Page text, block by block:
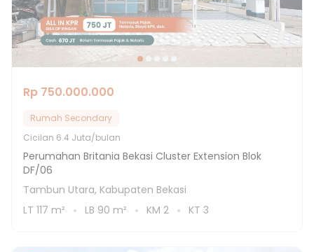
Rp 750.000.000
Rumah Secondary
Cicilan 6.4 Juta/bulan
Perumahan Britania Bekasi Cluster Extension Blok
DF/06
Tambun Utara, Kabupaten Bekasi
LT 117 m² LB 90 m² KM 2 KT 3